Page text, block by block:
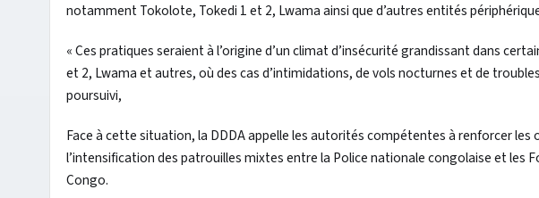
notamment Tokolote, Tokedi 1 et 2, Lwama ainsi que d’autres entités
« Ces pratiques seraient à l’origine d’un climat d’insécurité grandissant dans
et 2, Lwama et autres, où des cas d’intimidations, de vols nocturnes et de
poursuivi,
Face à cette situation, la DDDA appelle les autorités compétentes à renforcer
l’intensification des patrouilles mixtes entre la Police nationale congolaise et les
Congo.